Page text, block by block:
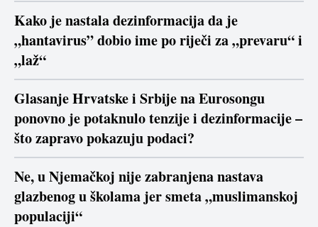
Kako je nastala dezinformacija da je
„hantavirus” dobio ime po riječi za „prevaru“ i
„laž“
Glasanje Hrvatske i Srbije na Eurosongu
ponovno je potaknulo tenzije i dezinformacije –
što zapravo pokazuju podaci?
Ne, u Njemačkoj nije zabranjena nastava
glazbenog u školama jer smeta „muslimanskoj
populaciji“